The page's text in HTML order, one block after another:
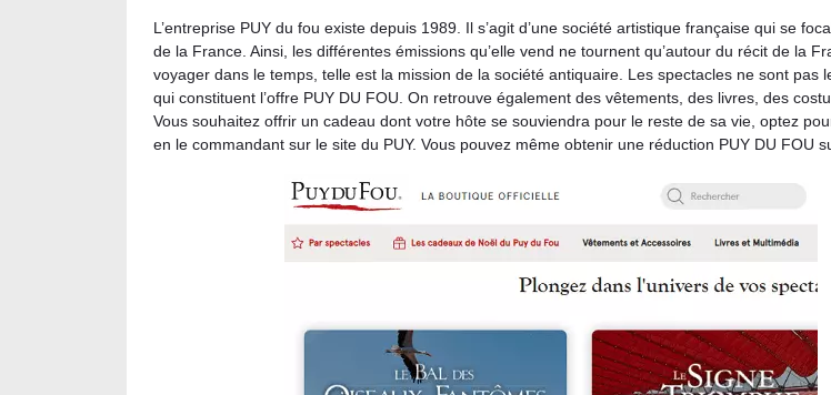
L’entreprise PUY du fou existe depuis 1989. Il s’agit d’une société artistique française qui se
de la France. Ainsi, les différentes émissions qu’elle vend ne tournent qu’autour du récit de la
voyager dans le temps, telle est la mission de la société antiquaire. Les spectacles ne sont pas
qui constituent l’offre PUY DU FOU. On retrouve également des vêtements, des livres, des
Vous souhaitez offrir un cadeau dont votre hôte se souviendra pour le reste de sa vie, optez
en le commandant sur le site du PUY. Vous pouvez même obtenir une réduction PUY DU FOU